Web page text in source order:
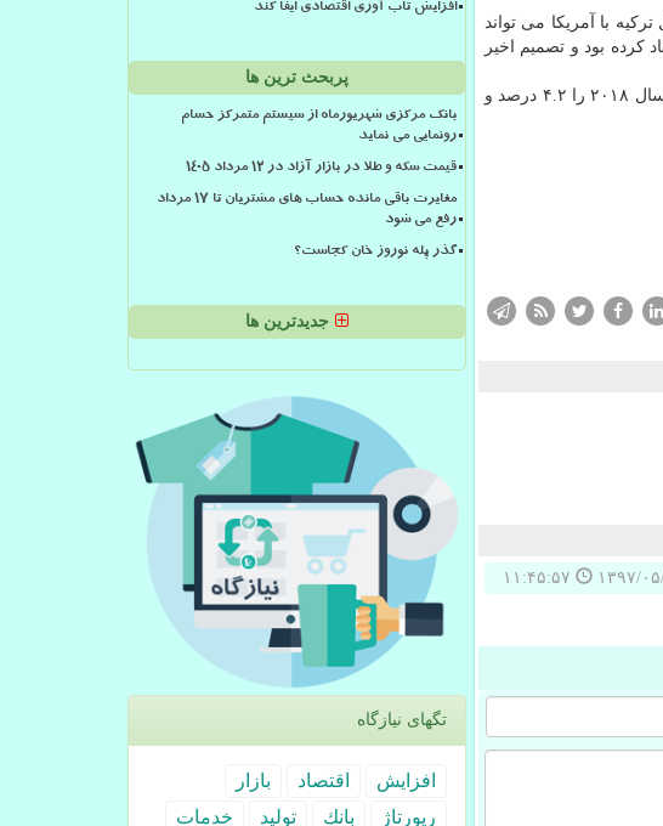
با آمریكا می تواند
كرده بود و تصمیم اخیر
این كشور هنوز بر مدار رشد است و صندوق بین المللی پول، رشد اقتصادی این كشور در سال ۲۰۱۸ را ۴.۲ درصد و
افزایش تاب آوری اقتصادی ایفا کند
پربحث ترین ها
بانک مرکزی شهریورماه از سیستم متمرکز حسام
رونمایی می نماید
قیمت سکه و طلا در بازار آزاد در ۱۲ مرداد ۱۴۰۵
مغایرت باقی مانده حساب های مشتریان تا 17 مرداد
رفع می شود
گذر پله نوروز خان کجاست؟
جدیدترین ها
تگهای نیازگاه
افزایش اقتصاد
بازار
رپورتاژ
بانك تولید خدمات